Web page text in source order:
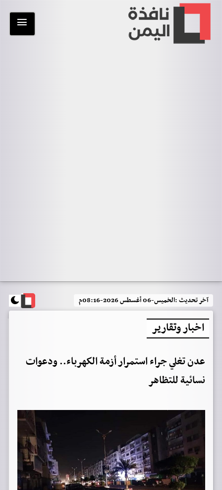
آخر تحديث :الخميس-06 أغسطس 2026-08:16م
اخبار وتقارير
عدن تغلي جراء استمرار أزمة الكهرباء.. ودعوات
نسائية للتظاهر